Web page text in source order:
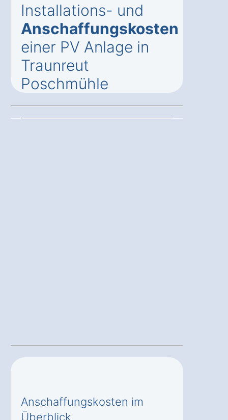
Installations- und
Anschaffungskosten
einer PV Anlage in
Traunreut
Poschmühle
Anschaffungskosten im
Überblick